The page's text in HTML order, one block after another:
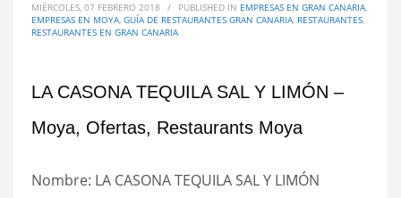
MIÉRCOLES, 07 FEBRERO 2018 / PUBLISHED IN EMPRESAS EN GRAN CANARIA,
EMPRESAS EN MOYA, GUÍA DE RESTAURANTES GRAN CANARIA, RESTAURANTES,
RESTAURANTES EN GRAN CANARIA
LA CASONA TEQUILA SAL Y LIMÓN –
Moya, Ofertas, Restaurants Moya
Nombre: LA CASONA TEQUILA SAL Y LIMÓN